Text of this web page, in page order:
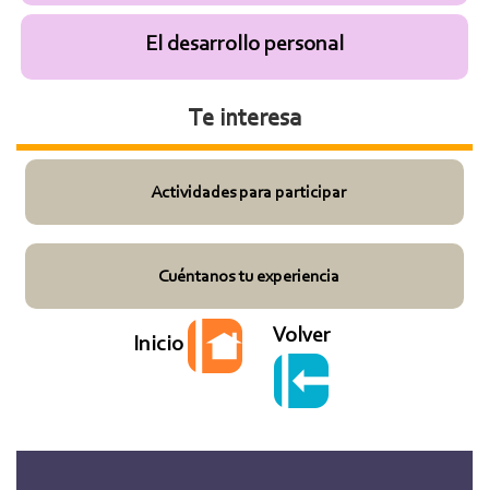
El desarrollo personal
Te interesa
Actividades para participar
Cuéntanos tu experiencia
Inicio Volver